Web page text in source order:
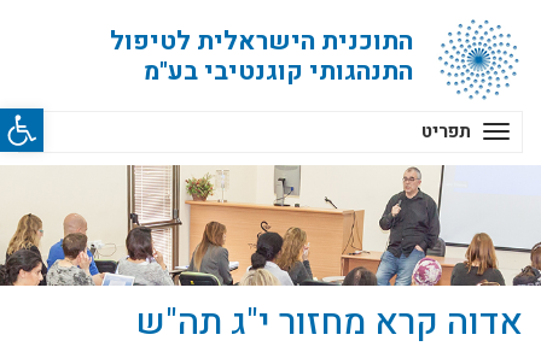
פתח
התוכנית הישראלית לטיפול
התנהגותי קוגנטיבי בע"מ
תפריט
אדוה קרא מחזור י"ג תה"ש